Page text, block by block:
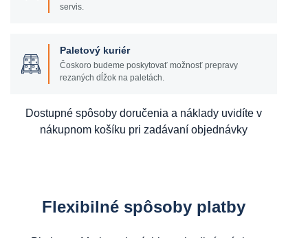
servis.
Paletový kuriér
Čoskoro budeme poskytovať možnosť prepravy
rezaných dĺžok na paletách.
Dostupné spôsoby doručenia a náklady uvidíte v
nákupnom košíku pri zadávaní objednávky
Flexibilné spôsoby platby